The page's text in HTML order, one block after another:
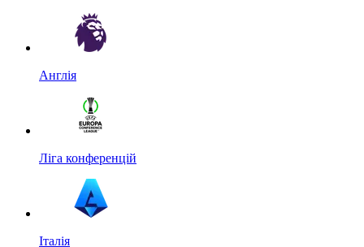
Англія
Ліга конференцій
Італія